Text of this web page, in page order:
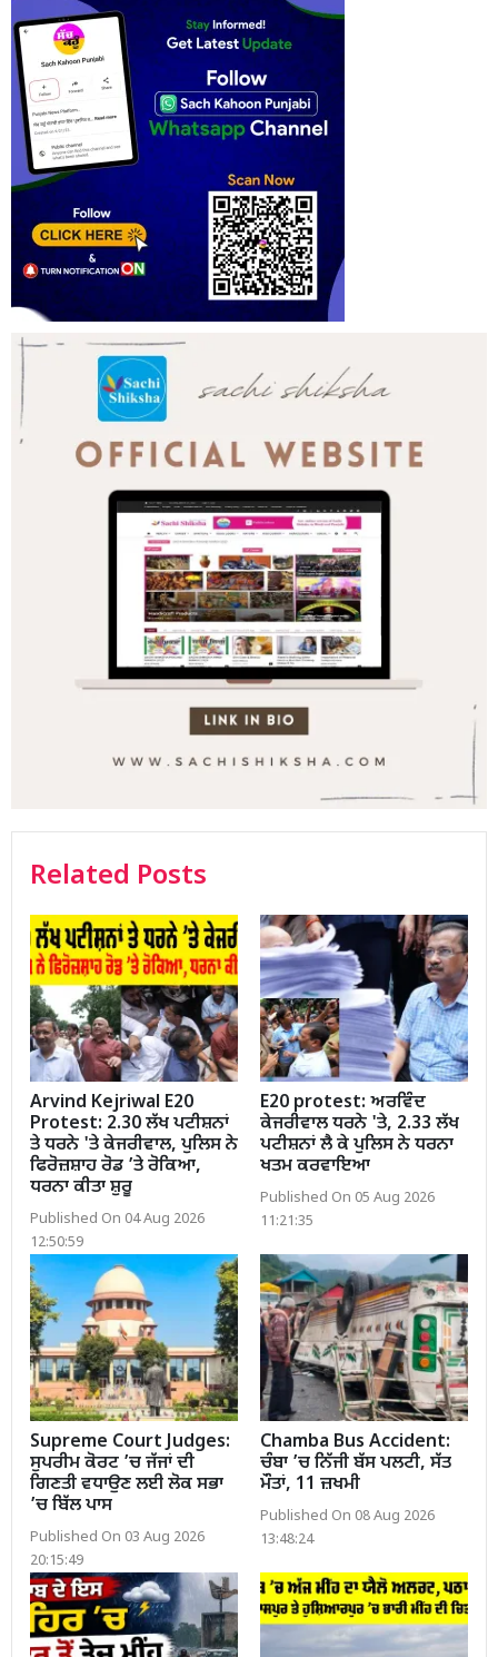
Related Posts
Arvind Kejriwal E20
Protest: 2.30 ਲੱਖ ਪਟੀਸ਼ਨਾਂ
ਤੇ ਧਰਨੇ 'ਤੇ ਕੇਜਰੀਵਾਲ, ਪੁਲਿਸ ਨੇ
ਫਿਰੋਜ਼ਸ਼ਾਹ ਰੋਡ ’ਤੇ ਰੋਕਿਆ,
ਧਰਨਾ ਕੀਤਾ ਸ਼ੁਰੂ
Published On 04 Aug 2026
12:50:59
E20 protest: ਅਰਵਿੰਦ
ਕੇਜਰੀਵਾਲ ਧਰਨੇ 'ਤੇ, 2.33 ਲੱਖ
ਪਟੀਸ਼ਨਾਂ ਲੈ ਕੇ ਪੁਲਿਸ ਨੇ ਧਰਨਾ
ਖਤਮ ਕਰਵਾਇਆ
Published On 05 Aug 2026
11:21:35
Supreme Court Judges:
ਸੁਪਰੀਮ ਕੋਰਟ ’ਚ ਜੱਜਾਂ ਦੀ
ਗਿਣਤੀ ਵਧਾਉਣ ਲਈ ਲੋਕ ਸਭਾ
’ਚ ਬਿੱਲ ਪਾਸ
Published On 03 Aug 2026
20:15:49
Chamba Bus Accident:
ਚੰਬਾ ’ਚ ਨਿੱਜੀ ਬੱਸ ਪਲਟੀ, ਸੱਤ
ਮੌਤਾਂ, 11 ਜ਼ਖਮੀ
Published On 08 Aug 2026
13:48:24